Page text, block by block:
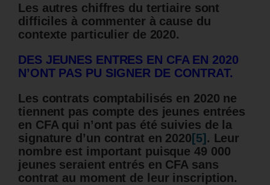
Les autres chiffres du tertiaire sont
difficiles à commenter à cause du
contexte particulier de 2020.
DES JEUNES ENTRES EN CFA EN 2020
N’ONT PAS PU SIGNER DE CONTRAT.
Les contrats comptabilisés en 2020 ne
tiennent pas compte des jeunes entrées
en CFA qui n’ont pas été suivies de la
signature d’un contrat en 2020 [5] . Leur
nombre est important puisque 49 000
jeunes seraient entrés en CFA sans
contrat au moment de leur inscription.